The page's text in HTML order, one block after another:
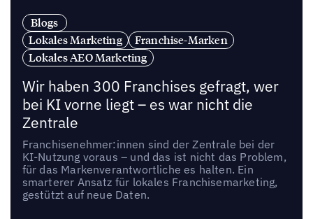
Blogs
Lokales Marketing
Franchise-Marken
Lokales AEO Marketing
Wir haben 300 Franchises gefragt, wer
bei KI vorne liegt – es war nicht die
Zentrale
Franchisenehmer:innen sind der Zentrale bei der
KI-Nutzung voraus – und das ist nicht das Problem,
für das Markenverantwortliche es halten. Ein
smarterer Ansatz für lokales Franchisemarketing,
gestützt auf neue Daten.